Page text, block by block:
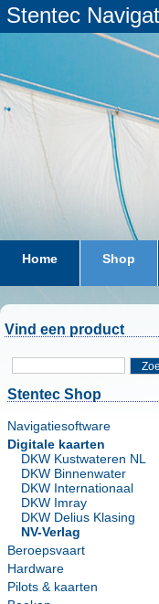
Stentec
Home Shop
Vind een product
Stentec Shop
Navigatiesoftware
Digitale kaarten
DKW Kustwateren NL
DKW Binnenwater
DKW Internationaal
DKW Imray
DKW Delius Klasing
NV-Verlag
Beroepsvaart
Hardware
Pilots & kaarten